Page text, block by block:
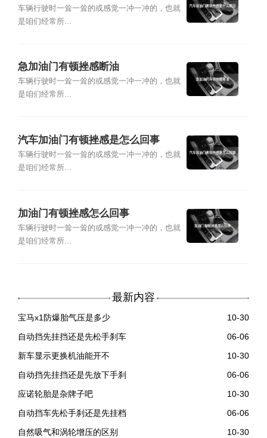
车辆行驶时一耸一耸的或感觉一冲一冲的，也就
是咱们经常所...
急加油门有顿挫感断油
车辆行驶时一耸一耸的或感觉一冲一冲的，也就
是咱们经常所...
汽车加油门有顿挫感是怎么回事
车辆行驶时一耸一耸的或感觉一冲一冲的，也就
是咱们经常所...
加油门有顿挫感怎么回事
车辆行驶时一耸一耸的或感觉一冲一冲的，也就
是咱们经常所...
最新内容
宝马x1防爆胎气压是多少
10-30
自动挡先挂挡还是先松手刹车
06-06
新车显示更换机油能开不
10-30
自动挡先挂挡还是先放下手刹
06-06
应诺轮胎是杂牌子吧
10-30
自动挡车先松手刹还是先挂档
06-06
自然吸气和涡轮增压的区别
10-30